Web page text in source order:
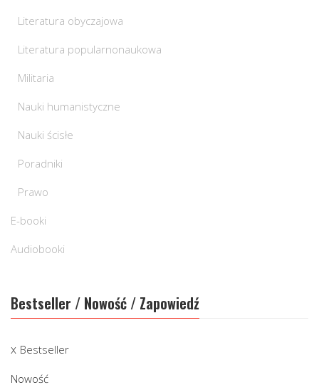
Literatura obyczajowa
Literatura popularnonaukowa
Militaria
Nauki humanistyczne
Nauki ścisłe
Poradniki
Prawo
E-booki
Audiobooki
Bestseller / Nowość / Zapowiedź
Bestseller
Nowość